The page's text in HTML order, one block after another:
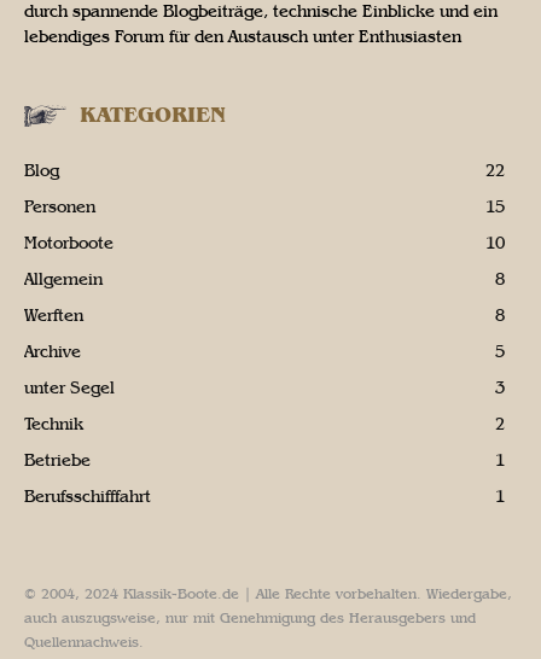
durch spannende Blogbeiträge, technische Einblicke und ein
lebendiges Forum für den Austausch unter Enthusiasten
KATEGORIEN
Blog
22
Personen
15
Motorboote
10
Allgemein
8
Werften
8
Archive
5
unter Segel
3
Technik
2
Betriebe
1
Berufsschifffahrt
1
© 2004, 2024 Klassik-Boote.de | Alle Rechte vorbehalten. Wiedergabe,
auch auszugsweise, nur mit Genehmigung des Herausgebers und
Quellennachweis.